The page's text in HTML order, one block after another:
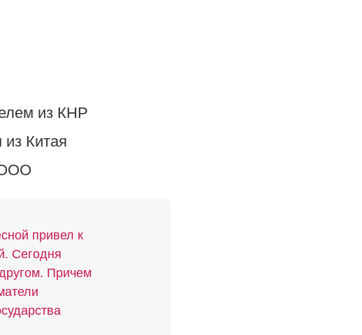
из КНР
Китая
ООО
привел к
Сегодня
Причем